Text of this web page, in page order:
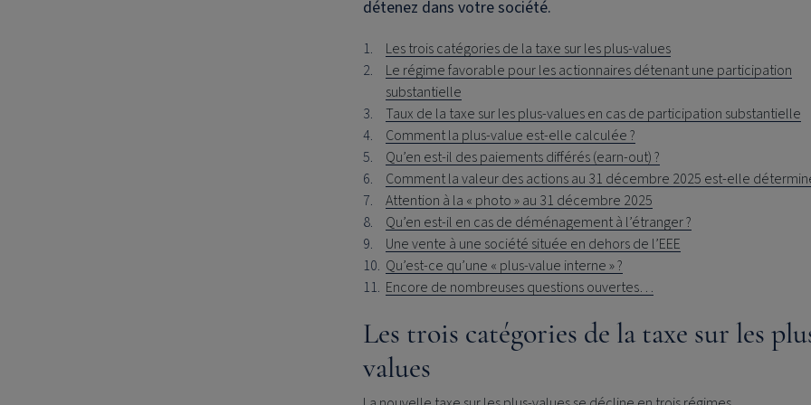
détenez dans votre société.
Les trois catégories de la taxe sur les plus-values
Le régime favorable pour les actionnaires détenant une participation
substantielle
Taux de la taxe sur les plus-values en cas de participation substantielle
Comment la plus-value est-elle calculée ?
Qu’en est-il des paiements différés (earn-out) ?
Comment la valeur des actions au 31 décembre 2025 est-elle
Attention à la « photo » au 31 décembre 2025
Qu’en est-il en cas de déménagement à l’étranger ?
Une vente à une société située en dehors de l’EEE
Qu’est-ce qu’une « plus-value interne » ?
Encore de nombreuses questions ouvertes…
Les trois catégories de la taxe sur les
values